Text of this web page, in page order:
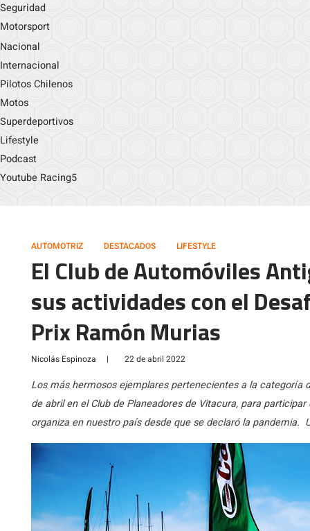
Seguridad
Motorsport
Nacional
Internacional
Pilotos Chilenos
Motos
Superdeportivos
Lifestyle
Podcast
Youtube Racing5
AUTOMOTRIZ DESTACADOS LIFESTYLE
El Club de Automóviles
sus actividades con el
Prix Ramón Murias
Nicolás Espinoza | 22 de abril 2022
Los más hermosos ejemplares pertenecientes a la categoría
de abril en el Club de Planeadores de Vitacura, para
organiza en nuestro país desde que se declaró la pandemia.